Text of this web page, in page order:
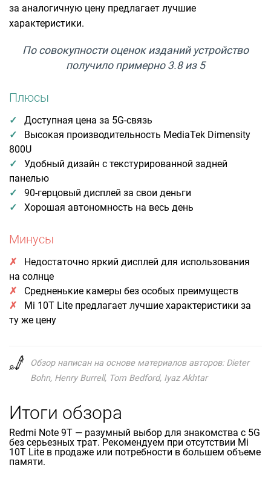
за аналогичную цену предлагает лучшие
характеристики.
По совокупности оценок изданий устройство
получило примерно 3.8 из 5
Плюсы
Доступная цена за 5G-связь
Высокая производительность MediaTek Dimensity
800U
Удобный дизайн с текстурированной задней
панелью
90-герцовый дисплей за свои деньги
Хорошая автономность на весь день
Минусы
Недостаточно яркий дисплей для использования
на солнце
Средненькие камеры без особых преимуществ
Mi 10T Lite предлагает лучшие характеристики за
ту же цену
Обзор написан на основе материалов авторов: Dieter
Bohn, Henry Burrell, Tom Bedford, Iyaz Akhtar
Итоги обзора
Redmi Note 9T — разумный выбор для знакомства с 5G
без серьезных трат. Рекомендуем при отсутствии Mi
10T Lite в продаже или потребности в большем объеме
памяти.